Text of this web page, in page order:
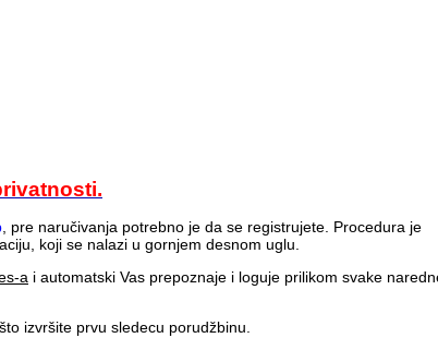
, pre naručivanja potrebno je da se registrujete. Procedura je
koji se nalazi u gornjem desnom uglu.
a i automatski Vas prepoznaje i loguje prilikom svake
izvršite prvu sledecu porudžbinu.